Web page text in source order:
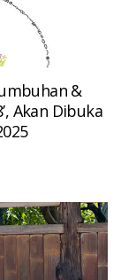
&
Akan Dibuka